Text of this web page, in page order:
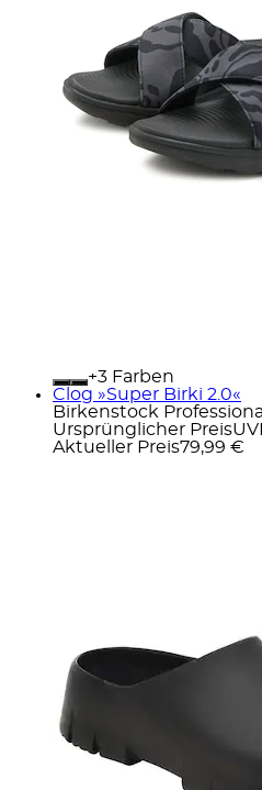
+
Farben
Clog »Super Birki 2.0«
Birkenstock Professional
Ursprünglicher Preis
Aktueller Preis79,99 €